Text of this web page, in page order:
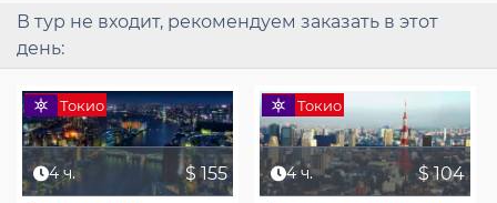
В тур не входит, рекомендуем заказать в этот
день:
4 ч. $ 155
Токио
4 ч. $ 104
Токио